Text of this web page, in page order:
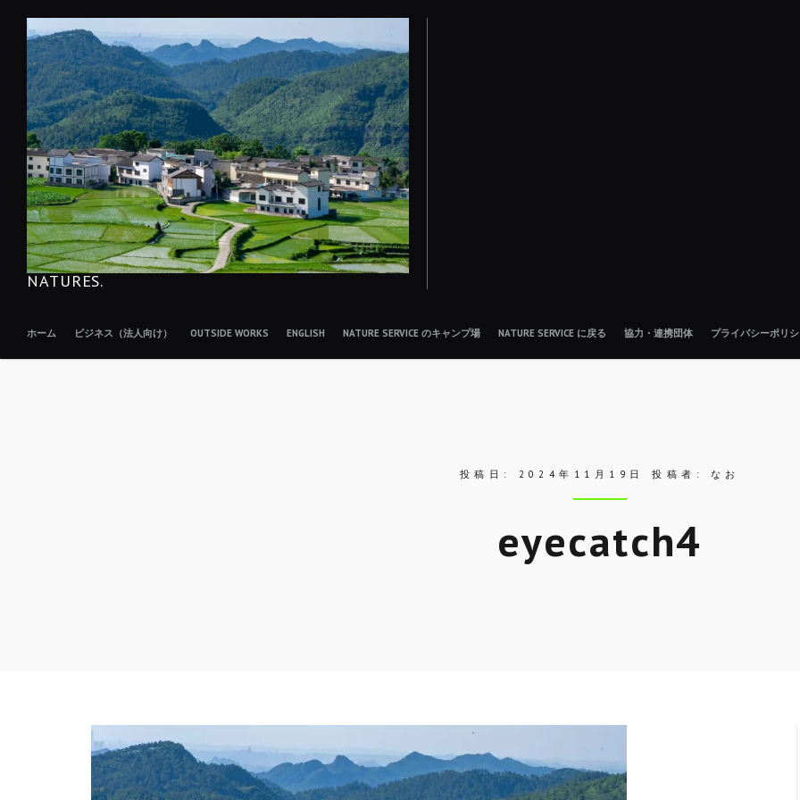
NATURES.
ホーム ビジネス（法人向け） OUTSIDE WORKS ENGLISH NATURE SERVICE のキャンプ場 NATURE SERVICE に戻る 協力・連携団体 プライバシーポリ
投稿日: 2024年11月19日 投稿者: なお
eyecatch4